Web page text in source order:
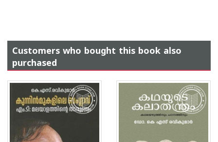
Customers who bought this book also
purchased